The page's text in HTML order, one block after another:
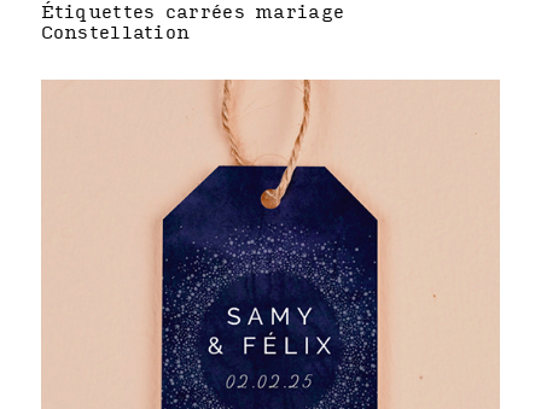
Étiquettes carrées mariage
Constellation